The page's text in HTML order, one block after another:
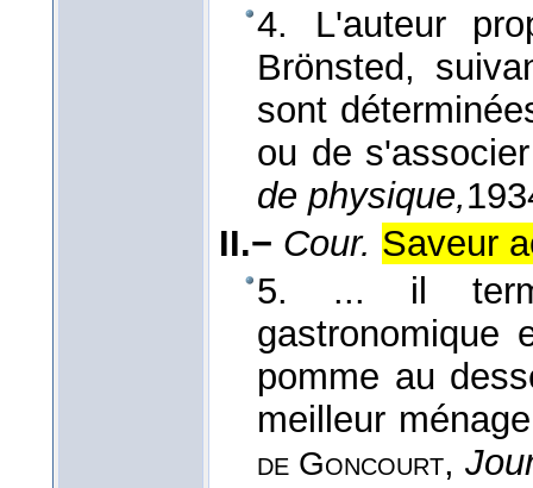
4. L'auteur
Brönsted,
sont
ou de
de physique,
II.− Cour. Saveur
5. ... il
gastronomique
pomme au
meilleur
de Goncourt,